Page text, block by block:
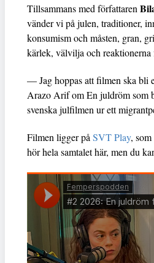
Tillsammans med författaren
vänder vi på julen, traditioner,
konsumism och måsten, gran,
kärlek, välvilja och
— Jag hoppas att filmen ska bli
Arazo Arif om En juldröm som
svenska julfilmen ur ett
Filmen ligger på SVT Play,
hör hela samtalet här, men du